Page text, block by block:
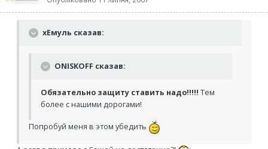
хЕмуль сказав:
ONISKOFF сказав:
Обязательно защиту ставить надо!!!!! Тем
более с нашими дорогами!
Попробуй меня в этом убедить